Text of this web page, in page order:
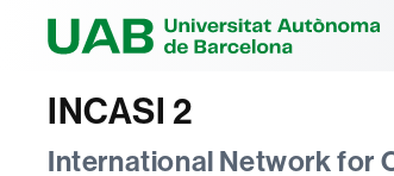
INCASI 2
International Network for